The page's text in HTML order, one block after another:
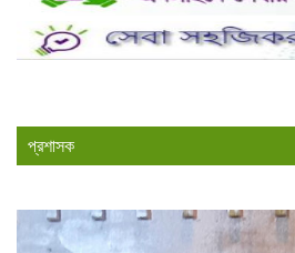
প্রশাসক